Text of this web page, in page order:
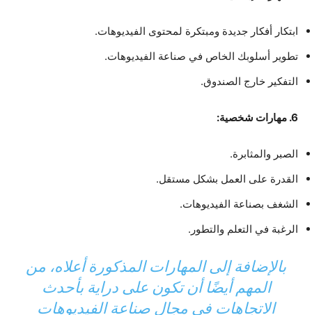
ابتكار أفكار جديدة ومبتكرة لمحتوى الفيديوهات.
تطوير أسلوبك الخاص في صناعة الفيديوهات.
التفكير خارج الصندوق.
6. مهارات شخصية:
الصبر والمثابرة.
القدرة على العمل بشكل مستقل.
الشغف بصناعة الفيديوهات.
الرغبة في التعلم والتطور.
بالإضافة إلى المهارات المذكورة أعلاه، من
المهم أيضًا أن تكون على دراية بأحدث
الاتجاهات في مجال صناعة الفيديوهات